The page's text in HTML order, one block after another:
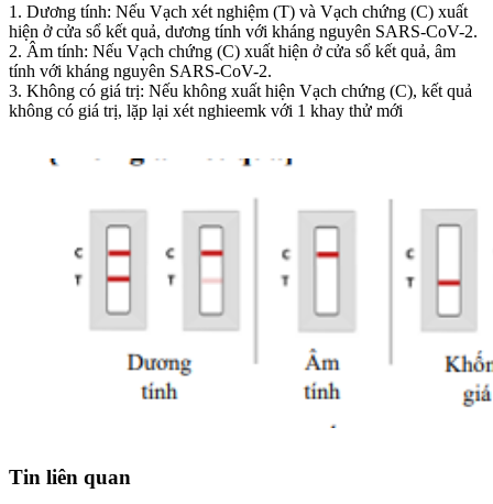
1. Dương tính: Nếu Vạch xét nghiệm (T) và Vạch chứng (C) xuất
hiện ở cửa sổ kết quả, dương tính với kháng nguyên SARS-CoV-2.
2. Âm tính: Nếu Vạch chứng (C) xuất hiện ở cửa sổ kết quả, âm
tính với kháng nguyên SARS-CoV-2.
3. Không có giá trị: Nếu không xuất hiện Vạch chứng (C), kết quả
không có giá trị, lặp lại xét nghieemk với 1 khay thử mới
Tin liên quan